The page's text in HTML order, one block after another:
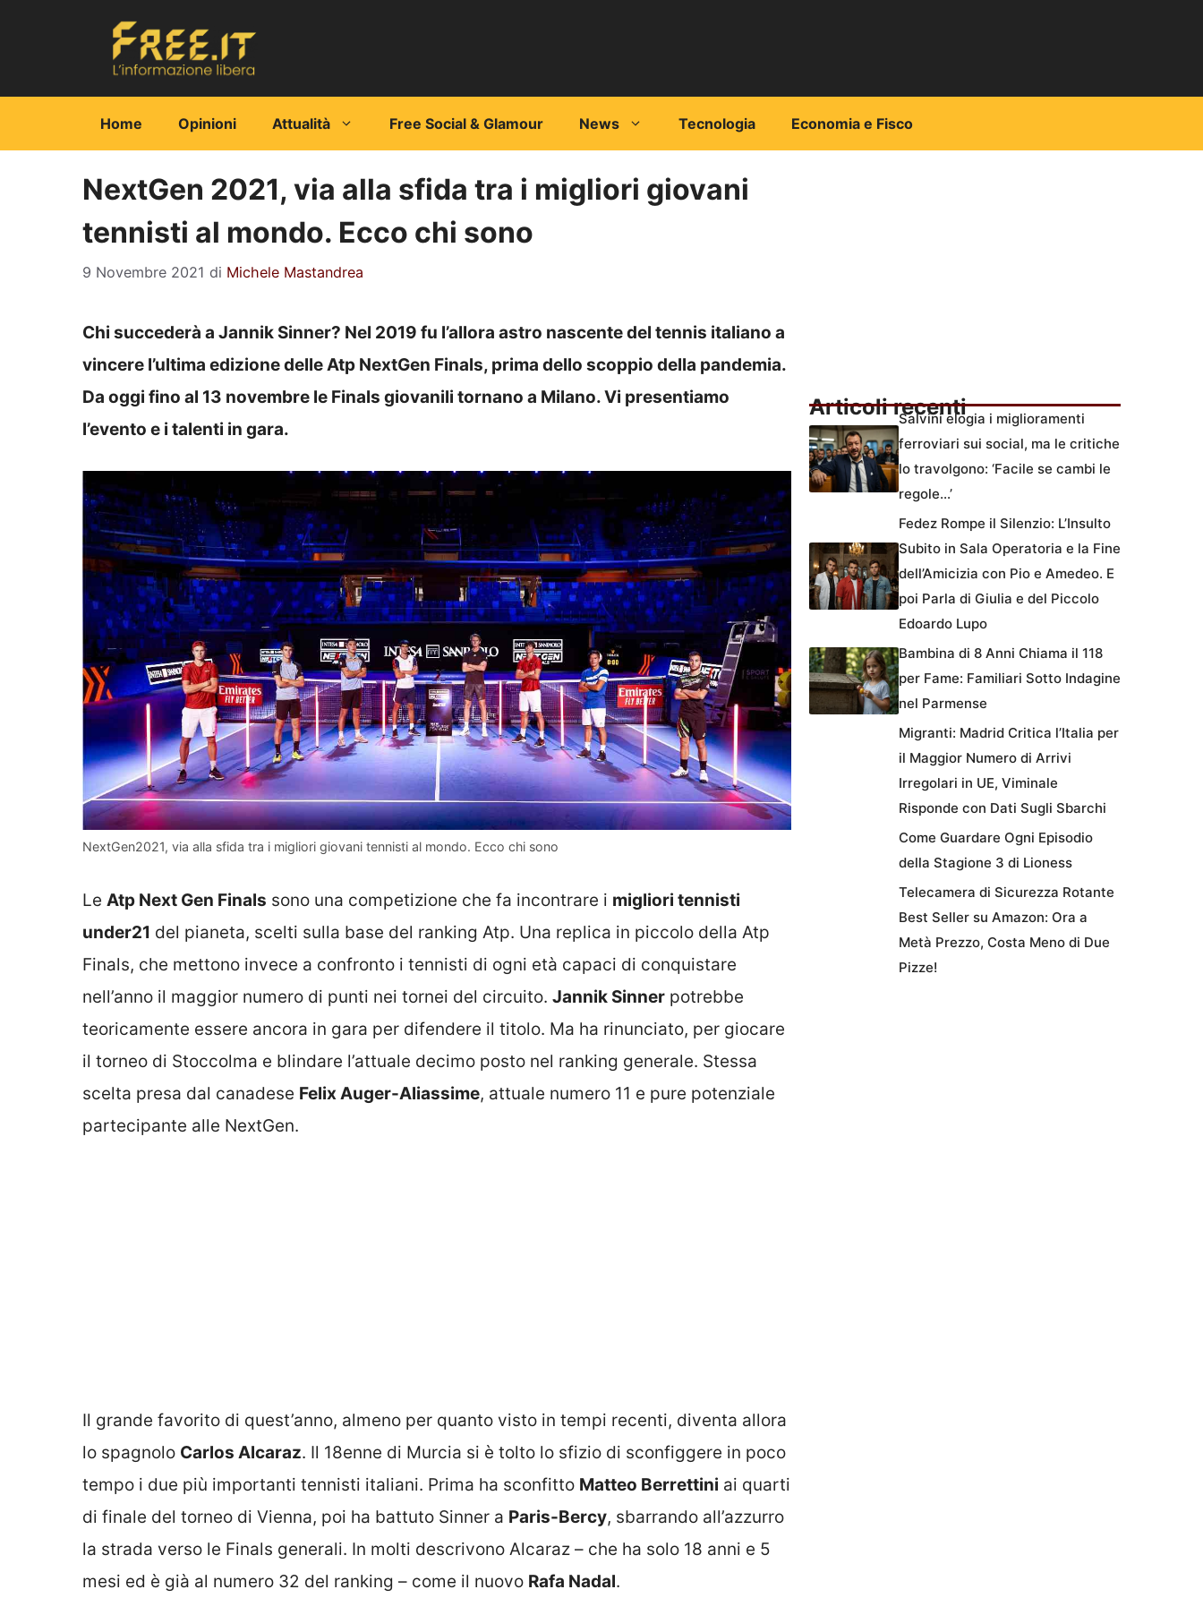
Home Opinioni Attualità Free Social & Glamour News Tecnologia Economia e Fisco
NextGen 2021, via alla sfida tra i migliori giovani
tennisti al mondo. Ecco chi sono
9 Novembre 2021 di Michele Mastandrea
Chi succederà a Jannik Sinner? Nel 2019 fu l’allora astro nascente del tennis italiano a
vincere l’ultima edizione delle Atp NextGen Finals, prima dello scoppio della pandemia.
Da oggi fino al 13 novembre le Finals giovanili tornano a Milano. Vi presentiamo
l’evento e i talenti in gara.
NextGen2021, via alla sfida tra i migliori giovani tennisti al mondo. Ecco chi sono
Le Atp Next Gen Finals sono una competizione che fa incontrare i migliori tennisti
under21 del pianeta, scelti sulla base del ranking Atp. Una replica in piccolo della Atp
Finals, che mettono invece a confronto i tennisti di ogni età capaci di conquistare
nell’anno il maggior numero di punti nei tornei del circuito. Jannik Sinner potrebbe
teoricamente essere ancora in gara per difendere il titolo. Ma ha rinunciato, per giocare
il torneo di Stoccolma e blindare l’attuale decimo posto nel ranking generale. Stessa
scelta presa dal canadese Felix Auger-Aliassime, attuale numero 11 e pure potenziale
partecipante alle NextGen.
Il grande favorito di quest’anno, almeno per quanto visto in tempi recenti, diventa allora
lo spagnolo Carlos Alcaraz. Il 18enne di Murcia si è tolto lo sfizio di sconfiggere in poco
tempo i due più importanti tennisti italiani. Prima ha sconfitto Matteo Berrettini ai quarti
di finale del torneo di Vienna, poi ha battuto Sinner a Paris-Bercy, sbarrando all’azzurro
la strada verso le Finals generali. In molti descrivono Alcaraz – che ha solo 18 anni e 5
mesi ed è già al numero 32 del ranking – come il nuovo Rafa Nadal.
Articoli recentiSalvini elogia i miglioramenti
ferroviari sui social, ma le critiche
lo travolgono: ‘Facile se cambi le
regole…’
Fedez Rompe il Silenzio: L’Insulto
Subito in Sala Operatoria e la Fine
dell’Amicizia con Pio e Amedeo. E
poi Parla di Giulia e del Piccolo
Edoardo Lupo
Bambina di 8 Anni Chiama il 118
per Fame: Familiari Sotto Indagine
nel Parmense
Migranti: Madrid Critica l’Italia per
il Maggior Numero di Arrivi
Irregolari in UE, Viminale
Risponde con Dati Sugli Sbarchi
Come Guardare Ogni Episodio
della Stagione 3 di Lioness
Telecamera di Sicurezza Rotante
Best Seller su Amazon: Ora a
Metà Prezzo, Costa Meno di Due
Pizze!